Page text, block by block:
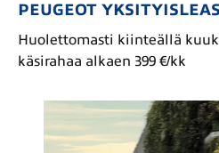
PEUGEOT
Huolettomasti kiinteällä
käsirahaa alkaen 399 €/kk